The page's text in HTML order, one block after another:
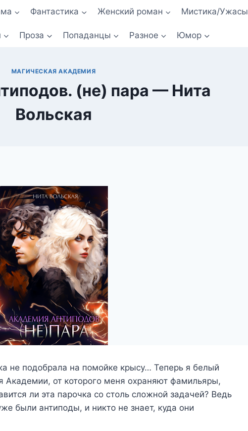
Фантастика Женский роман Мистика/Ужасы
Проза Попаданцы Разное Юмор
МАГИЧЕСКАЯ АКАДЕМИЯ
(не) пара — Нита
Вольская
не подобрала на помойке крысу… Теперь я белый
Академии, от которого меня охраняют фамильяры,
ли эта парочка со столь сложной задачей? Ведь
были антиподы, и никто не знает, куда они